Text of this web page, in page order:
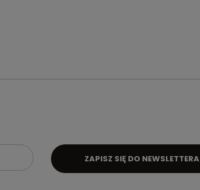
ZAPISZ SIĘ DO NEWSLETTERA